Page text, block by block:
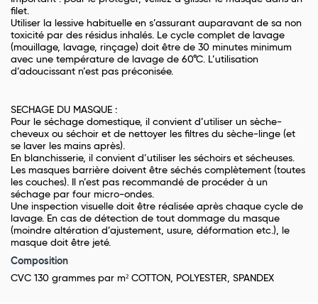
filet.
Utiliser la lessive habituelle en s’assurant auparavant de sa non
toxicité par des résidus inhalés. Le cycle complet de lavage
(mouillage, lavage, rinçage) doit être de 30 minutes minimum
avec une température de lavage de 60°C. L’utilisation
d’adoucissant n’est pas préconisée.
SECHAGE DU MASQUE :
Pour le séchage domestique, il convient d’utiliser un sèche-
cheveux ou séchoir et de nettoyer les filtres du sèche-linge (et
se laver les mains après).
En blanchisserie, il convient d’utiliser les séchoirs et sécheuses.
Les masques barrière doivent être séchés complètement (toutes
les couches). Il n’est pas recommandé de procéder à un
séchage par four micro-ondes.
Une inspection visuelle doit être réalisée après chaque cycle de
lavage. En cas de détection de tout dommage du masque
(moindre altération d’ajustement, usure, déformation etc.), le
masque doit être jeté.
Composition
CVC 130 grammes par m² COTTON, POLYESTER, SPANDEX